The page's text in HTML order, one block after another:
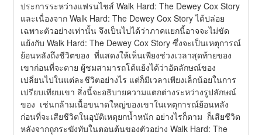
ประการระหว่างแฟรนไชส์ Walk Hard: The Dewey Cox Story
และเนื่องจาก Walk Hard: The Dewey Cox Story ได้ปล่อย
เฉพาะตัวอย่างเท่านั้น จึงเป็นไปได้ว่าภาคแยกนี้อาจจะไม่ขัด
แย้งกับ Walk Hard: The Dewey Cox Story ซึ่งจะเป็นเหตุการณ์
ย้อนหลังถึงชีวิตของ  ที่แสดงให้เห็นเพียงช่วงเวลาสุดท้ายของ
เขาก่อนที่จะตาย ผู้ชมสามารถโต้แย้งได้ว่าอัตลักษณ์ของ
เปลี่ยนไปในแต่ละชีวิตอย่างไร แต่ก็มีเวลาเพียงเล็กน้อยในการ
เปรียบเทียบเขา สิ่งนี้จะอธิบายความแตกต่างระหว่างรูปลักษณ์
ของ  เช่นกล้ามเนื้อขนาดใหญ่ของเขาในเหตุการณ์ย้อนหลัง
ก่อนที่จะเสียชีวิตในอุบัติเหตุยกน้ำหนัก อย่างไรก็ตาม  ก็เสียชีวิต
หลังจากถูกระฆังทับในตอนต้นของตัวอย่าง Walk Hard: The